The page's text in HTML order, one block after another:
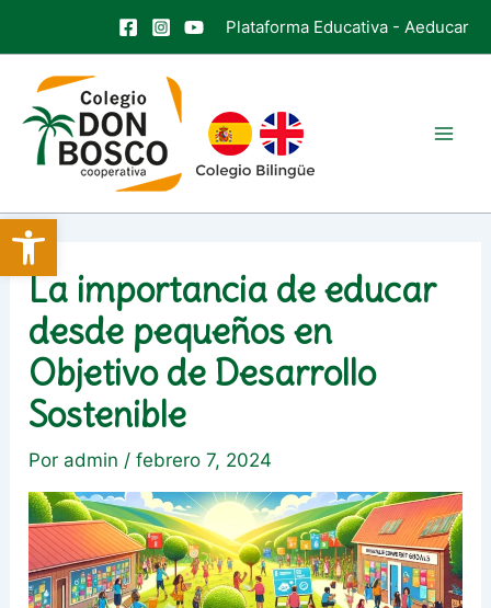
Abrir barra de herramientas
contenido
Plataforma Educativa - Aeducar
La importancia de educar
desde pequeños en
Objetivo de Desarrollo
Sostenible
Por admin /febrero 7, 2024